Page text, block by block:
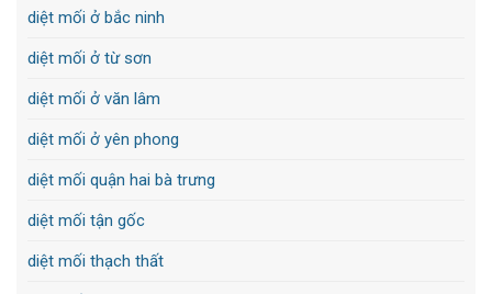
diệt mối ở bắc ninh
diệt mối ở từ sơn
diệt mối ở văn lâm
diệt mối ở yên phong
diệt mối quận hai bà trưng
diệt mối tận gốc
diệt mối thạch thất